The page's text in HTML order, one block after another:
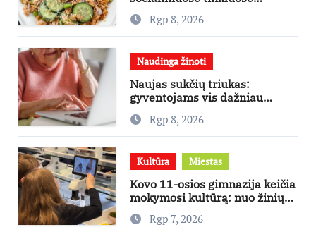
išpopuliarėjusiu lašišos salotų
receptuRgp 8, 2026
Naudinga žinoti
Naujas sukčių triukas:
gyventojams vis dažniau
skambina per „Viber“
Rgp 8, 2026
Kultūra Miestas
Kovo 11-osios gimnazija keičia
mokymosi kultūrą: nuo žinių
kaupimo – prie jų supratimo ir
taikymo
Rgp 7, 2026